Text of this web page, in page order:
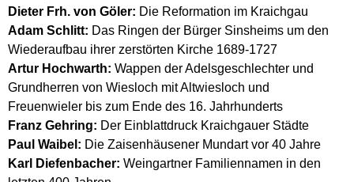
Dieter Frh. von Göler: Die Reformation im Kraichgau
Adam Schlitt: Das Ringen der Bürger Sinsheims um den
Wiederaufbau ihrer zerstörten Kirche 1689-1727
Artur Hochwarth: Wappen der Adelsgeschlechter und
Grundherren von Wiesloch mit Altwiesloch und
Freuenwieler bis zum Ende des 16. Jahrhunderts
Franz Gehring: Der Einblattdruck Kraichgauer Städte
Paul Waibel: Die Zaisenhäusener Mundart vor 40 Jahre
Karl Diefenbacher: Weingartner Familiennamen in den